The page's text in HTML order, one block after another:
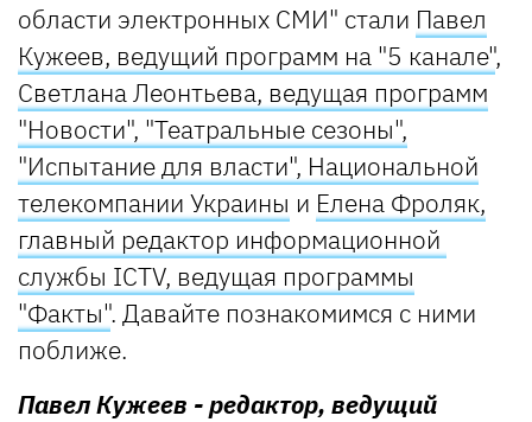
области электронных СМИ" стали Павел
Кужеев, ведущий программ на "5 канале",
Светлана Леонтьева, ведущая программ
"Новости", "Театральные сезоны",
"Испытание для власти", Национальной
телекомпании Украины и Елена Фроляк,
главный редактор информационной
службы ICTV, ведущая программы
"Факты". Давайте познакомимся с ними
поближе.
Павел Кужеев - редактор, ведущий